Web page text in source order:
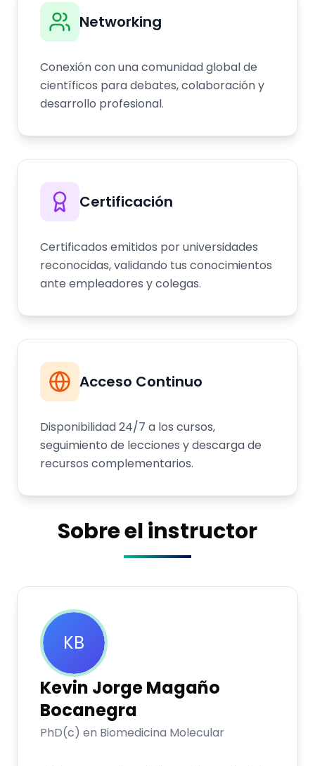
Networking
Conexión con una comunidad global de
científicos para debates, colaboración y
desarrollo profesional.
Certificación
Certificados emitidos por universidades
reconocidas, validando tus conocimientos
ante empleadores y colegas.
Acceso Continuo
Disponibilidad 24/7 a los cursos,
seguimiento de lecciones y descarga de
recursos complementarios.
Sobre el instructor
KB
Kevin JorgeMagaño
Bocanegra
PhD(c) en Biomedicina Molecular